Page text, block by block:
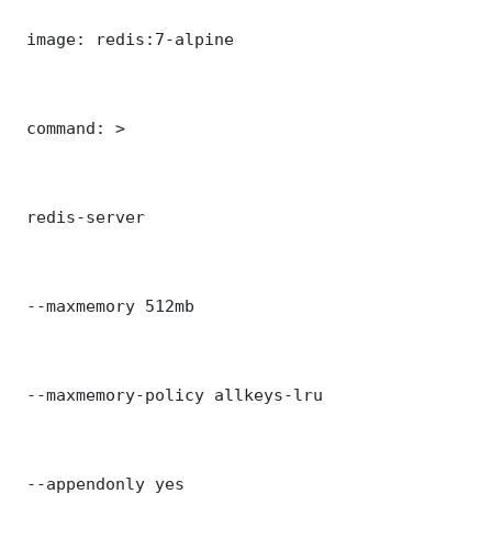
image: redis:7-alpine
command: >
redis-server
--maxmemory 512mb
--maxmemory-policy allkeys-lru
--appendonly yes